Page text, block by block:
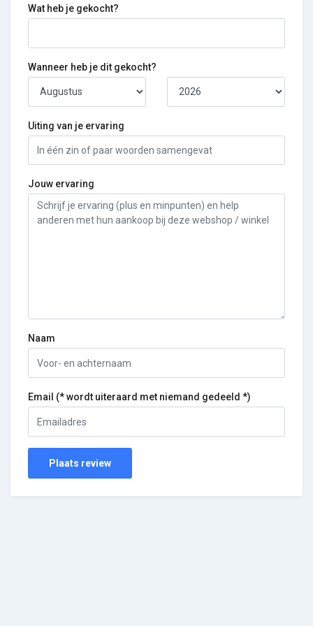
Wat heb je gekocht?
Wanneer heb je dit gekocht?
Uiting van je ervaring
Jouw ervaring
Naam
Email (* wordt uiteraard met niemand gedeeld *)
Plaats review